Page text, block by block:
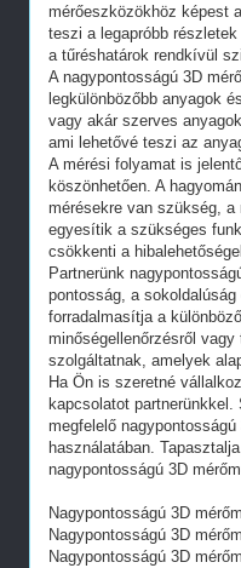
mérőeszközökhöz képest
teszi a legapróbb
a tűréshatárok rendkívül
A nagypontosságú 3D
legkülönbözőbb anyagok
vagy akár szerves
ami lehetővé teszi az
A mérési folyamat is
köszönhetően. A
mérésekre van szükség, a
egyesítik a szükséges
csökkenti a
Partnerünk
pontosság, a
forradalmasítja a
minőségellenőrzésről
szolgáltatnak, amelyek
Ha Ön is szeretné
kapcsolatot
megfelelő
használatában.
nagypontosságú 3D
Nagypontosságú 3D
Nagypontosságú 3D
Nagypontosságú 3D